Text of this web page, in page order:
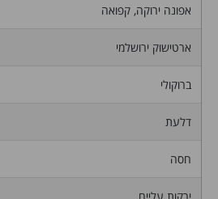
אפונה ירוקה, קפואה
ארטישוק ירושלמי
ברוקולי
דלעת
חסה